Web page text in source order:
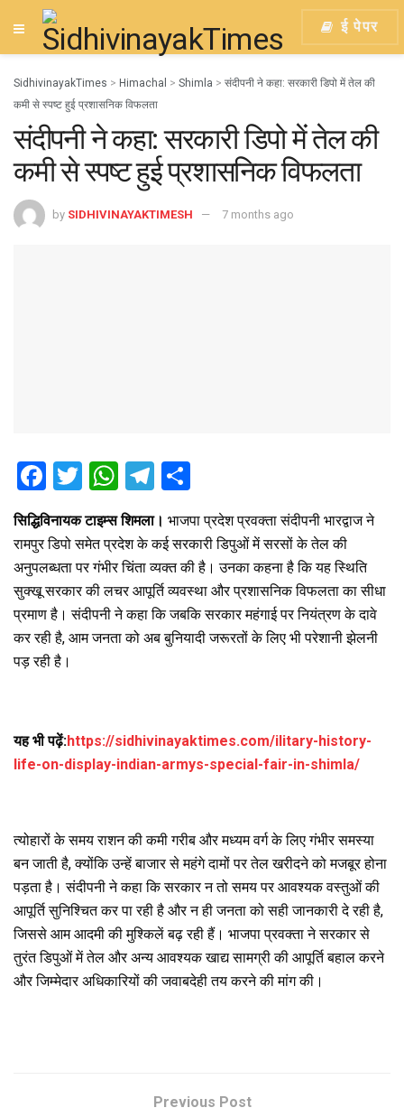
ई पेपर
SidhivinayakTimes > Himachal > Shimla > संदीपनी ने कहा: सरकारी डिपो में तेल की
कमी से स्पष्ट हुई प्रशासनिक विफलता
संदीपनी ने कहा: सरकारी डिपो में तेल की
कमी से स्पष्ट हुई प्रशासनिक विफलता
by SIDHIVINAYAKTIMESH 7 months ago
F
a
ce
b
o
o
k
T
tt
er
W
h
at
s
A
p
p
T
e
gr
a
m
ar
e
सिद्धिविनायक टाइम्स शिमला। भाजपा प्रदेश प्रवक्ता संदीपनी भारद्वाज ने
रामपुर डिपो समेत प्रदेश के कई सरकारी डिपुओं में सरसों के तेल की
अनुपलब्धता पर गंभीर चिंता व्यक्त की है। उनका कहना है कि यह स्थिति
सुक्खू सरकार की लचर आपूर्ति व्यवस्था और प्रशासनिक विफलता का सीधा
प्रमाण है। संदीपनी ने कहा कि जबकि सरकार महंगाई पर नियंत्रण के दावे
कर रही है, आम जनता को अब बुनियादी जरूरतों के लिए भी परेशानी झेलनी
पड़ रही है।
यह भी पढ़ें:https://sidhivinayaktimes.com/ilitary-history-
life-on-display-indian-armys-special-fair-in-shimla/
त्योहारों के समय राशन की कमी गरीब और मध्यम वर्ग के लिए गंभीर समस्या
बन जाती है, क्योंकि उन्हें बाजार से महंगे दामों पर तेल खरीदने को मजबूर होना
पड़ता है। संदीपनी ने कहा कि सरकार न तो समय पर आवश्यक वस्तुओं की
आपूर्ति सुनिश्चित कर पा रही है और न ही जनता को सही जानकारी दे रही है,
जिससे आम आदमी की मुश्किलें बढ़ रही हैं। भाजपा प्रवक्ता ने सरकार से
तुरंत डिपुओं में तेल और अन्य आवश्यक खाद्य सामग्री की आपूर्ति बहाल करने
और जिम्मेदार अधिकारियों की जवाबदेही तय करने की मांग की।
Previous Post